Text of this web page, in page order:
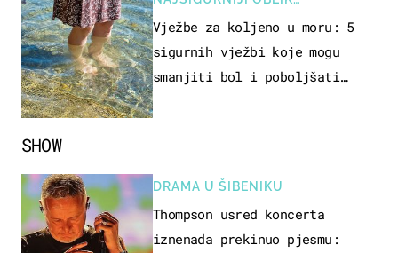
SHOW
DRAMA U ŠIBENIKU
Thompson usred koncerta
iznenada prekinuo pjesmu:
REKREACIJE
Vježbe za koljeno u moru: 5
sigurnih vježbi koje mogu
smanjiti bol i poboljšati